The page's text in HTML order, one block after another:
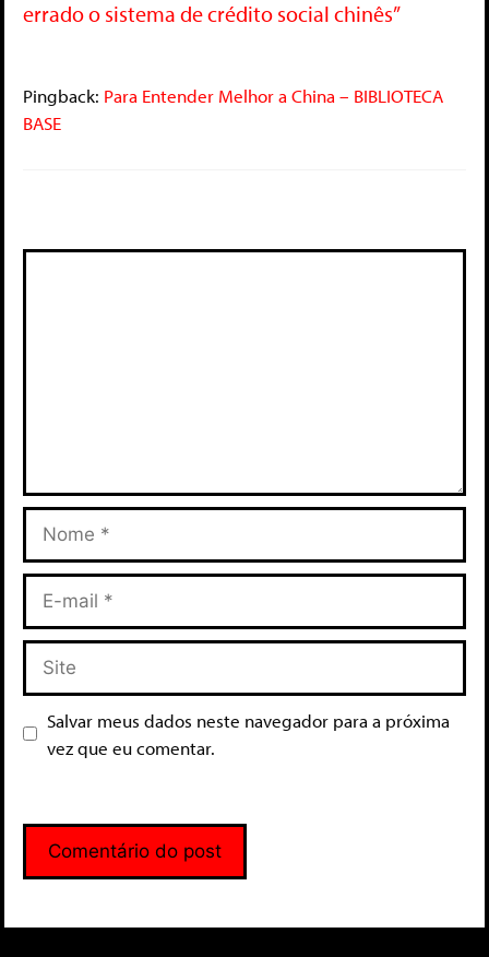
errado o sistema de crédito social chinês”
Pingback: Para Entender Melhor a China – BIBLIOTECA
BASE
Salvar meus dados neste navegador para a próxima
vez que eu comentar.